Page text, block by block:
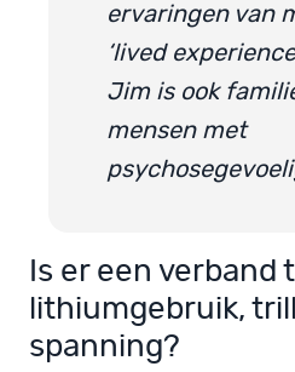
ervaringen van
‘lived
Jim is ook
mensen met
Is er een verband
lithiumgebruik,
spanning?